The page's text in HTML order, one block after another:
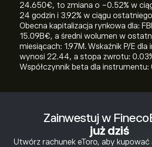
Zainwestuj w
już dziś
Utwórz rachunek eToro, aby kupować
24.650‎€‎, to zmiana o ‎-0.52‎% w
24 godzin i ‎3.92‎% w ciągu
Obecna kapitalizacja rynkowa dla:
15.09B‎€‎, a średni wolumen w
miesiącach: 1.97M. Wskaźnik P/E
wynosi 22.44, a stopa zwrotu:
Współczynnik beta dla instrumentu: